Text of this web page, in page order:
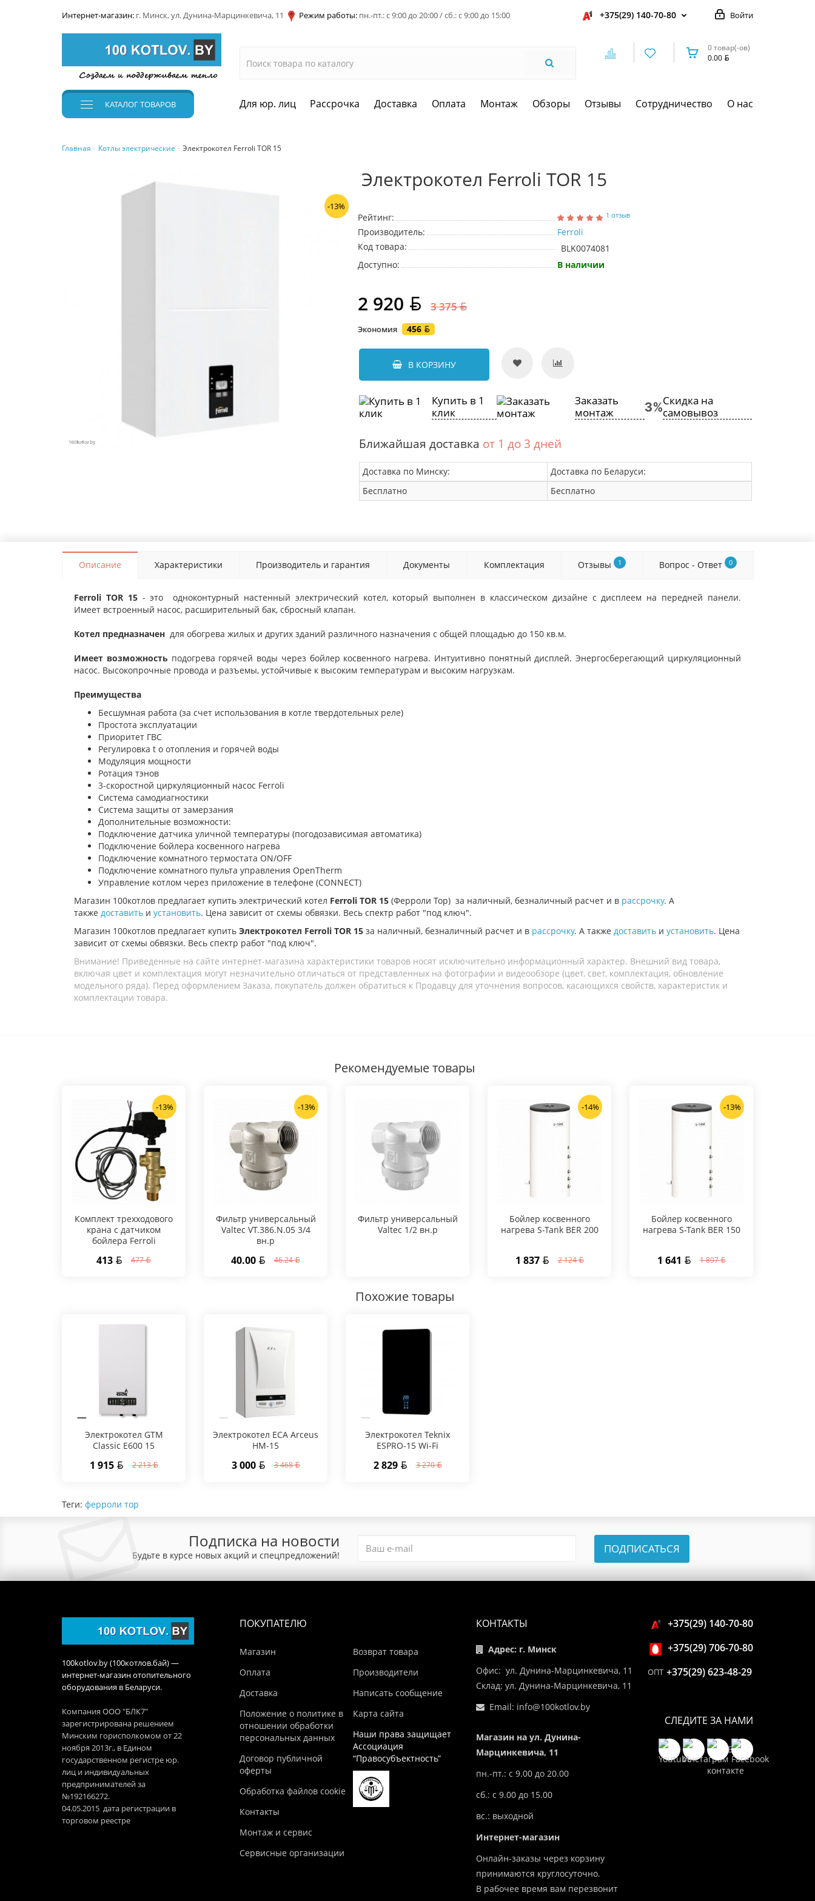
Интернет-магазин: г. Минск, ул. Дунина-Марцинкевича, 11 Режим работы: пн.-пт.: с 9:00 до 20:00 / сб.: с 9:00 до 15:00 Войти
+375(29) 140-70-80
0 товар(-ов)
0.00
КАТАЛОГТОВАРОВ Для юр. лиц Рассрочка Доставка Оплата Монтаж Обзоры Отзывы Сотрудничество О нас
Главная Котлы электрические Электрокотел Ferroli TOR 15
-13%
Электрокотел Ferroli TOR 15
Рейтинг: 1 отзыв
Производитель:
Ferroli
Код товара:
BLK0074081
Доступно:
В наличии
2 920 3 375
Экономия 456
В КОРЗИНУ
Купить в 1
клик
Заказать
монтаж
Скидка на
самовывоз
Ближайшая доставка от 1 до 3 дней
Доставка по Минску:
Доставка по Беларуси:
Бесплатно
Бесплатно
Описание Характеристики Производитель и гарантия Документы Комплектация Отзывы 1 Вопрос - Ответ 0
Ferroli TOR 15- это одноконтурный настенный электрический котел, который выполнен в классическом дизайне с дисплеем на передней панели.
Имеет встроенный насос, расширительный бак, сбросный клапан.
Котел предназначен для обогрева жилых и других зданий различного назначения с общей площадью до 150 кв.м.
Имеет возможность подогрева горячей воды через бойлер косвенного нагрева. Интуитивно понятный дисплей. Энергосберегающий циркуляционный
насос. Высокопрочные провода и разъемы, устойчивые к высоким температурам и высоким нагрузкам.
Преимущества
Бесшумная работа (за счет использования в котле твердотельных реле)
Простота эксплуатации
Приоритет ГВС
Регулировка t o отопления и горячей воды
Модуляция мощности
Ротация тэнов
3-скоростной циркуляционный насос Ferroli
Система самодиагностики
Система защиты от замерзания
Дополнительные возможности:
Подключение датчика уличной температуры (погодозависимая автоматика)
Подключение бойлера косвенного нагрева
Подключение комнатного термостата ON/OFF
Подключение комнатного пульта управления OpenTherm
Управление котлом через приложение в телефоне (CONNECT)
Магазин 100котлов предлагает купить электрический котел Ferroli TOR 15 (Ферроли Тор) за наличный, безналичный расчет и в рассрочку. А
также доставить и установить. Цена зависит от схемы обвязки. Весь спектр работ "под ключ".
Магазин 100котлов предлагает купить Электрокотел Ferroli TOR 15 за наличный, безналичный расчет и в рассрочку. А также доставить и установить. Цена
зависит от схемы обвязки. Весь спектр работ "под ключ".
Внимание! Приведенные на сайте интернет-магазина характеристики товаров носят исключительно информационный характер. Внешний вид товара,
включая цвет и комплектация могут незначительно отличаться от представленных на фотографии и видеообзоре (цвет, свет, комплектация, обновление
модельного ряда). Перед оформлением Заказа, покупатель должен обратиться к Продавцу для уточнения вопросов, касающихся свойств, характеристик и
комплектации товара.
Рекомендуемые товары
-13%
Комплект трехходового
крана с датчиком
бойлера Ferroli
413 477
-13%
Фильтр универсальный
Valtec VT.386.N.05 3/4
вн.р
40.00 46.24
Фильтр универсальный
Valtec 1/2 вн.р
-14%
Бойлер косвенного
нагрева S-Tank BER 200
1 837 2 124
-13%
Бойлер косвенного
нагрева S-Tank BER 150
1 641 1 897
Похожие товары
Электрокотел GTM
Classic E600 15
1 915 2 213
Электрокотел ECA Arceus
HM-15
3 000 3 468
Электрокотел Teknix
ESPRO-15 Wi-Fi
2 829 3 270
Теги: ферроли тор
Подписка на новости
Будьте в курсе новых акций и спецпредложений! ПОДПИСАТЬСЯ
100kotlov.by (100котлов.бай) —
интернет-магазин отопительного
оборудования в Беларуси.
Компания ООО "БЛК7"
зарегистрирована решением
Минским горисполкомом от 22
ноября 2013г., в Едином
государственном регистре юр.
лиц и индивидуальных
предпринимателей за
№192166272.
04.05.2015 дата регистрации в
торговом реестре
ПОКУПАТЕЛЮ
Магазин
Оплата
Доставка
Положение о политике в
отношении обработки
персональных данных
Договор публичной
оферты
Обработка файлов cookie
Контакты
Монтаж и сервис
Сервисные организации
Возврат товара
Производители
Написать сообщение
Карта сайта
Наши права защищает
Ассоциация
“Правосубъектность”
КОНТАКТЫ
Адрес: г. Минск
Офис: ул. Дунина-Марцинкевича, 11
Склад: ул. Дунина-Марцинкевича, 11
Email: info@100kotlov.by
Магазин на ул. Дунина-
Марцинкевича, 11
пн.-пт.: с 9.00 до 20.00
сб.: с 9.00 до 15.00
вс.: выходной
Интернет-магазин
Онлайн-заказы через корзину
принимаются круглосуточно.
В рабочее время вам перезвонит
+375(29) 140-70-80
+375(29) 706-70-80
ОПТ +375(29) 623-48-29
СЛЕДИТЕ ЗА НАМИ